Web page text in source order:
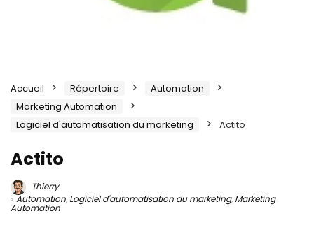
Accueil Répertoire
Automation
Marketing Automation
Logiciel d'automatisation du marketing
Actito
Actito
Thierry
Automation, Logiciel d'automatisation du marketing, Marketing
Automation